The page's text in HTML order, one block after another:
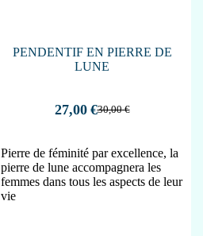
PENDENTIF EN PIERRE DE
LUNE
27,00€30,00€
Pierre de féminité par excellence, la
pierre de lune accompagnera les
femmes dans tous les aspects de leur
vie